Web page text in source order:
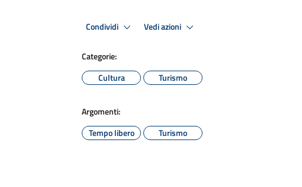
Condividi Vedi azioni
Categorie:
Cultura
Turismo
Argomenti:
Tempo libero
Turismo